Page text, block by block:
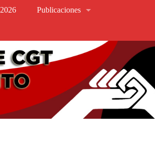
Publicaciones